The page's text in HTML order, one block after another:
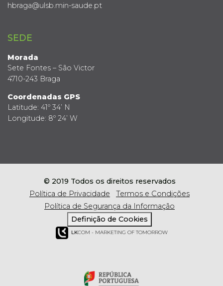
hbraga@ulsb.min-saude.pt
SEDE
Morada
Sete Fontes – São Victor
4710-243 Braga
Coordenadas GPS
Latitude: 41º 34’ N
Longitude: 8º 24’ W
© 2019 Todos os direitos reservados
Política de Privacidade
Termos e Condições
Política de Segurança da Informação
Definição de Cookies
LKCOM - MARKETING OF TOMORROW